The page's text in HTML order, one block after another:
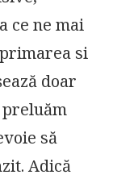
ce ne mai
si
doar
preluăm
să
Adică